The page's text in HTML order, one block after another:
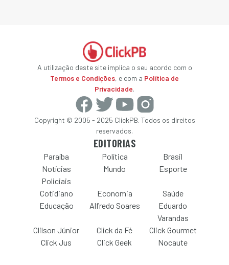
A utilização deste site implica o seu acordo com o
Termos e Condições, e com a Política de
Privacidade.
Copyright © 2005 - 2025 ClickPB. Todos os direitos
reservados.
EDITORIAS
Paraíba Política
Brasil
Notícias
Policiais
Mundo Esporte
Cotidiano Economia
Saúde
Educação
Alfredo Soares
Eduardo
Varandas
Clilson Júnior
Click da Fé
Click Gourmet
Click Jus
Click Geek Nocaute